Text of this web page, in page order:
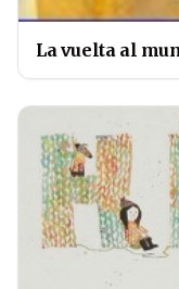
La vuelta al